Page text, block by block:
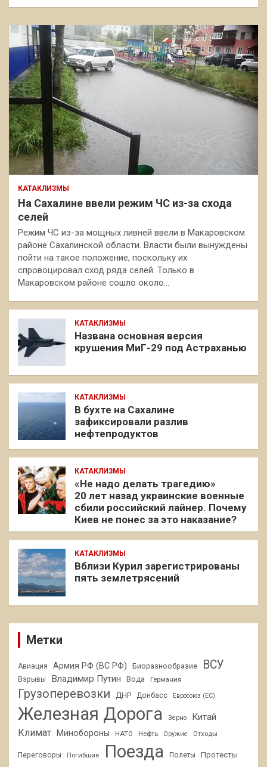
КАТАКЛИЗМЫ
На Сахалине ввели режим ЧС из-за схода
селей
Режим ЧС из-за мощных ливней ввели в Макаровском
районе Сахалинской области. Власти были вынуждены
пойти на такое положение, поскольку их
спровоцировал сход ряда селей. Только в
Макаровском районе сошло около…
КАТАКЛИЗМЫ
Названа основная версия
крушения МиГ-29 под Астраханью
КАТАКЛИЗМЫ
В бухте на Сахалине
зафиксировали разлив
нефтепродуктов
КАТАКЛИЗМЫ
«Не надо делать трагедию»
20 лет назад украинские военные
сбили российский лайнер. Почему
Киев не понес за это наказание?
КАТАКЛИЗМЫ
Вблизи Курил зарегистрированы
пять землетрясений
Метки
Авиация Армия РФ (ВС РФ) Биоразнообразие ВСУ
Взрывы Владимир Путин Вода Германия
Грузоперевозки ДНР Донбасс Евросоюз (ЕС)
Железная Дорога Зерно Китай
Климат Минобороны НАТО Нефть Оружие Отходы
Переговоры Погибшие Поезда Полеты Протесты